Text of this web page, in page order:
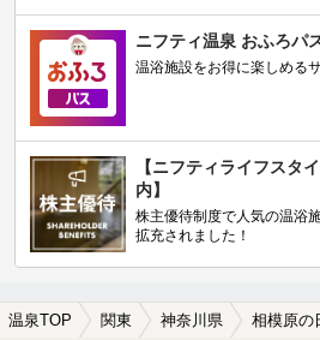
ニフティ温泉 おふろパ
温浴施設をお得に楽しめる
【ニフティライフスタ
内】
株主優待制度で人気の温浴
拡充されました！
温泉TOP 関東 神奈川県